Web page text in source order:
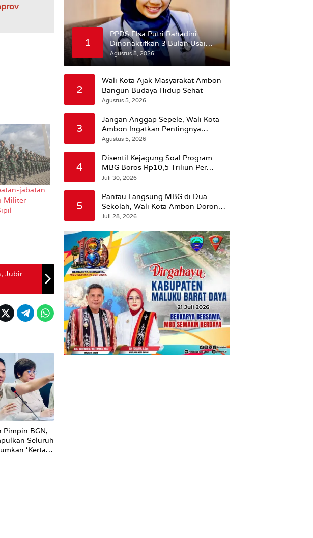
jabatan
Militer
Jubir
Pimpin BGN,
Seluruh
‘Kertas
1
PPDS Elsa Putri Rahadini
Dinonaktifkan 3 Bulan Usai
Komentar yang Dinilai
Nirempati ke Pasien BPJS
Agustus 8, 2026
2
Wali Kota Ajak Masyarakat Ambon
Bangun Budaya Hidup Sehat
Agustus 5, 2026
3
Jangan Anggap Sepele, Wali Kota
Ambon Ingatkan Pentingnya
Perencanaan Kesehatan
Agustus 5, 2026
4
Disentil Kejagung Soal Program
MBG Boros Rp10,5 Triliun Per
Tahun, Kepala BGN Sudaryono Beri
Juli 30, 2026
5
Pantau Langsung MBG di Dua
Sekolah, Wali Kota Ambon Dorong
Pemerataan Hingga Wilayah
Juli 28, 2026